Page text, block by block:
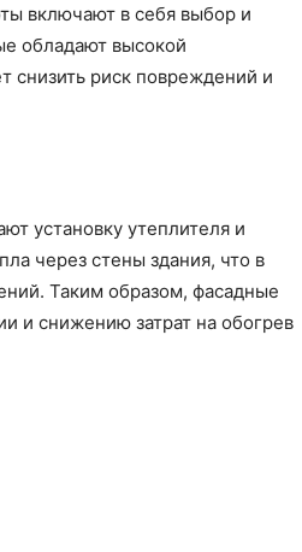
включают в себя выбор и
обладают высокой
снизить риск повреждений и
установку утеплителя и
через стены здания, что в
Таким образом, фасадные
и снижению затрат на обогрев